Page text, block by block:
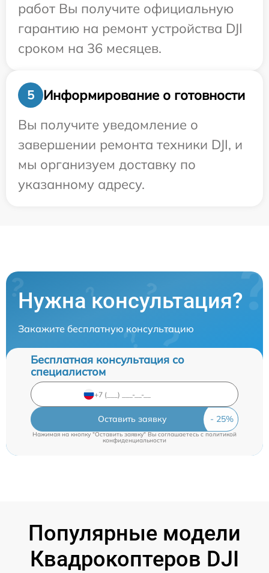
работ Вы получите официальную
гарантию на ремонт устройства DJI
сроком на 36 месяцев.
5
Информирование о готовности
Вы получите уведомление о
завершении ремонта техники DJI, и
мы организуем доставку по
указанному адресу.
Нужна консультация?
Закажите бесплатную консультацию
Бесплатная консультация со
специалистом
Оставить заявку
Нажимая на кнопку "Оставить заявку" Вы соглашаетесь c политикой
конфиденциальности
Популярные модели
Квадрокоптеров DJI